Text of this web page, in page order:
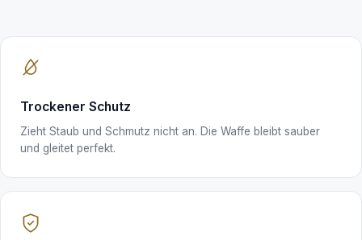
Trockener Schutz
Zieht Staub und Schmutz nicht an. Die Waffe bleibt sauber
und gleitet perfekt.